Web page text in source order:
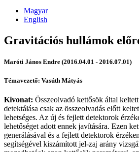
Magyar
English
Gravitációs hullámok
Maróti János Endre (2016.04.01 - 2016.07.01)
Témavezető: Vasúth Mátyás
Kivonat: Összeolvadó kettősök által
detektálása csak az összeolvadás előtt
lehetséges. Az új és fejlett detektorok
lehetőséget adott ennek javítására. Ezen
generálásával és a fejlett detektorok
segítségével kiszámított jel-zaj arány